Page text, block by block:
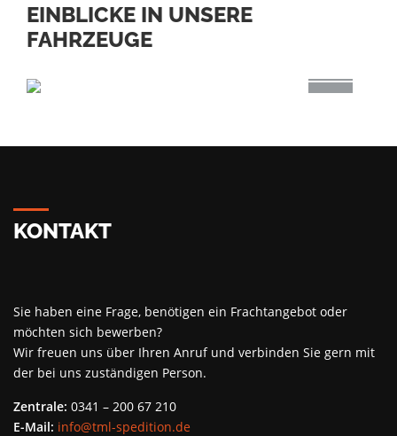
EINBLICKE IN UNSERE
FAHRZEUGE
KONTAKT
Sie haben eine Frage, benötigen ein Frachtangebot oder
möchten sich bewerben?
Wir freuen uns über Ihren Anruf und verbinden Sie gern mit
der bei uns zuständigen Person.
Zentrale: 0341 – 200 67 210
E-Mail: info@tml-spedition.de